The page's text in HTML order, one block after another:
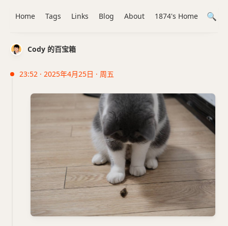
Cody 的百宝箱
23:52 · 2025年4月25日 · 周五
Home Tags Links Blog About 1874's Home